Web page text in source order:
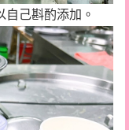
己斟酌添加。